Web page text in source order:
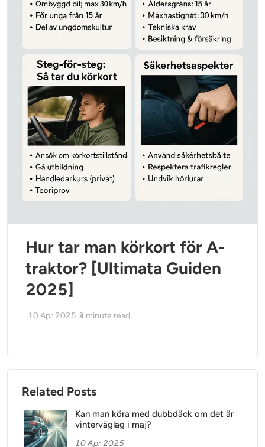
Hur tar man körkort för A-
traktor? [Ultimata Guiden
2025]
10 Apr 2025 3 minute read
Related Posts
Kan man köra med dubbdäck om det är
vinterväglag i maj?
10 Apr 2025